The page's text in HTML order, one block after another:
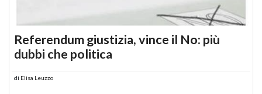
Referendum giustizia, vince il No: più
dubbi che politica
di Elisa Leuzzo